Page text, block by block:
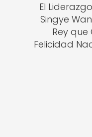
El
Singye
Rey que
Felicidad